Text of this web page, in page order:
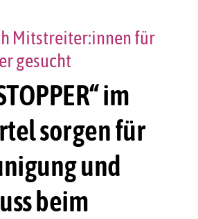
im
sorgen für
und
beim
Mitstreiter:innen für
gesucht